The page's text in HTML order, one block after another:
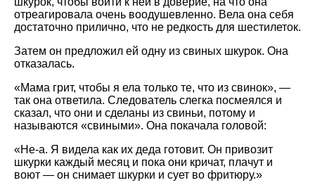
отреагировала очень воодушевленно. Вела она себя
достаточно прилично, что не редкость для шестилеток.
Затем он предложил ей одну из свиных шкурок. Она
отказалась.
«Мама грит, чтобы я ела только те, что из свинок», —
так она ответила. Следователь слегка посмеялся и
сказал, что они и сделаны из свиньи, потому и
называются «свиными». Она покачала головой:
«Не-а. Я видела как их деда готовит. Он привозит
шкурки каждый месяц и пока они кричат, плачут и
воют — он снимает шкурки и сует во фритюру.»